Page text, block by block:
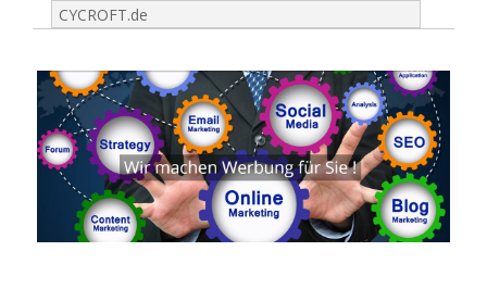
CYCROFT.de